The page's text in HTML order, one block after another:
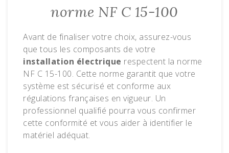
norme NF C 15-100
Avant de finaliser votre choix, assurez-vous
que tous les composants de votre
installation électrique respectent la norme
NF C 15-100. Cette norme garantit que votre
système est sécurisé et conforme aux
régulations françaises en vigueur. Un
professionnel qualifié pourra vous confirmer
cette conformité et vous aider à identifier le
matériel adéquat.